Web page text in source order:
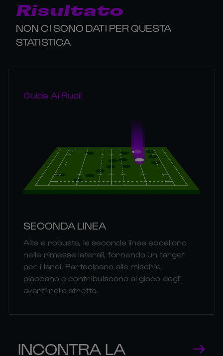
Risultato
NON CI SONO DATI PER QUESTA
STATISTICA
Guida Ai Ruoli
SECONDA LINEA
Alte e robuste, le seconde linee eccellono
nelle rimesse laterali, fornendo un target
per i lanci. Partecipano alle mischie,
placcano e contribuiscono al gioco degli
avanti nello stretto.
INCONTRA LA